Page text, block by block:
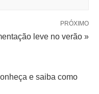
PRÓXIMO
leve no verão »
e saiba como